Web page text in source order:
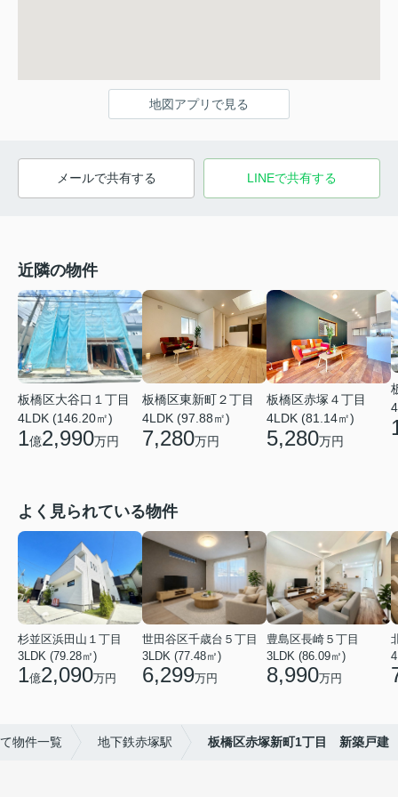
地図アプリで見る
メールで共有する LINEで共有する
近隣の物件
板橋区大谷口１丁目
4LDK (146.20㎡)
1億2,990万円
板橋区東新町２丁目
4LDK (97.88㎡)
7,280万円
板橋区赤塚４丁目
4LDK (81.14㎡)
5,280万円
よく見られている物件
杉並区浜田山１丁目
3LDK (79.28㎡)
1億2,090万円
世田谷区千歳台５丁目
3LDK (77.48㎡)
6,299万円
豊島区長崎５丁目
3LDK (86.09㎡)
8,990万円
物件一覧 地下鉄赤塚駅 板橋区赤塚新町1丁目 新築戸建